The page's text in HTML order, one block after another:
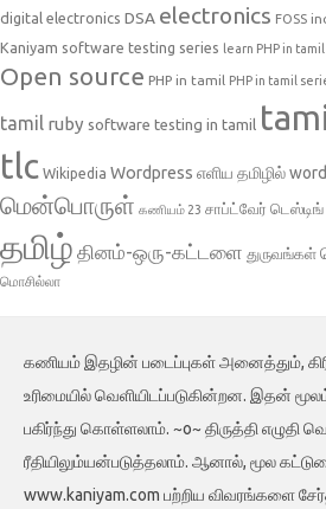
digital electronics DSA electronics FOSS
Kaniyam software testing series learn PHP in tamil
Open source PHP in tamil PHP in tamil
tamil ruby software testing in tamil
tlc Wikipedia Wordpress எளிய தமிழில்
மென்பொருள் கணியம் 23 சாப்ட்வேர் டெஸ்டிங்
தமிழ் தினம்-ஒரு-கட்டளை துருவங்கள்
மொசில்லா
கணியம் இதழின் படைப்புகள் அனைத்தும்,
உரிமையில் வெளியிடப்படுகின்றன. இதன்
பகிர்ந்து கொள்ளலாம். ~o~ திருத்தி எழுதி
ரீதியிலும்யன்படுத்தலாம். ஆனால், மூல
www.kaniyam.com பற்றிய விவரங்களை